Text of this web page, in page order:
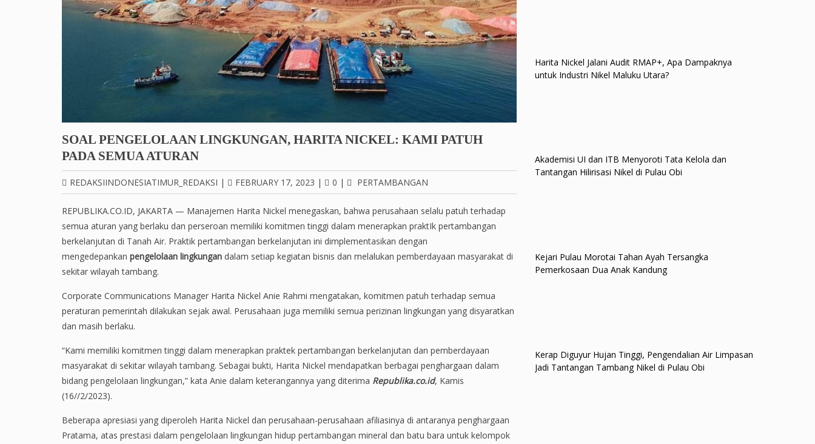
SOAL PENGELOLAAN LINGKUNGAN, HARITA NICKEL: KAMI PATUH
PADA SEMUA ATURAN
REDAKSIINDONESIATIMUR_REDAKSI | FEBRUARY 17, 2023 | 0 | PERTAMBANGAN
REPUBLIKA.CO.ID, JAKARTA — Manajemen Harita Nickel menegaskan, bahwa perusahaan selalu patuh terhadap
semua aturan yang berlaku dan perseroan memiliki komitmen tinggi dalam menerapkan praktIk pertambangan
berkelanjutan di Tanah Air. Praktik pertambangan berkelanjutan ini dimplementasikan dengan
mengedepankan pengelolaan lingkungan dalam setiap kegiatan bisnis dan melalukan pemberdayaan masyarakat di
sekitar wilayah tambang.
Corporate Communications Manager Harita Nickel Anie Rahmi mengatakan, komitmen patuh terhadap semua
peraturan pemerintah dilakukan sejak awal. Perusahaan juga memiliki semua perizinan lingkungan yang disyaratkan
dan masih berlaku.
“Kami memiliki komitmen tinggi dalam menerapkan praktek pertambangan berkelanjutan dan pemberdayaan
masyarakat di sekitar wilayah tambang. Sebagai bukti, Harita Nickel mendapatkan berbagai penghargaan dalam
bidang pengelolaan lingkungan,” kata Anie dalam keterangannya yang diterima Republika.co.id, Kamis
(16//2/2023).
Beberapa apresiasi yang diperoleh Harita Nickel dan perusahaan-perusahaan afiliasinya di antaranya penghargaan
Pratama, atas prestasi dalam pengelolaan lingkungan hidup pertambangan mineral dan batu bara untuk kelompok
Harita Nickel Jalani Audit RMAP+, Apa Dampaknya
untuk Industri Nikel Maluku Utara?
Akademisi UI dan ITB Menyoroti Tata Kelola dan
Tantangan Hilirisasi Nikel di Pulau Obi
Kejari Pulau Morotai Tahan Ayah Tersangka
Pemerkosaan Dua Anak Kandung
Kerap Diguyur Hujan Tinggi, Pengendalian Air Limpasan
Jadi Tantangan Tambang Nikel di Pulau Obi